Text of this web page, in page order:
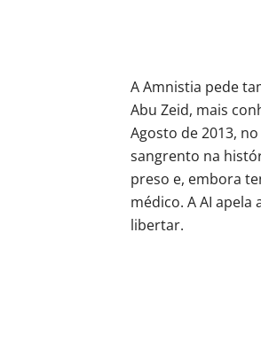
A Amnistia pede
Abu Zeid, mais
Agosto de 2013,
sangrento na
preso e, embora
médico. A AI
libertar.